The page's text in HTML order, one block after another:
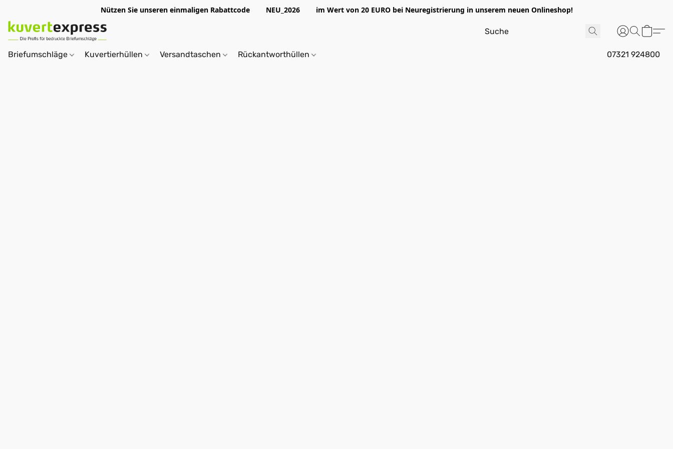
Nützen Sie unseren einmaligen Rabattcode NEU_2026 im Wert von 20 EURO bei Neuregistrierung in unserem neuen Onlineshop!
Briefumschläge Kuvertierhüllen Versandtaschen Rückantworthüllen 07321 924800